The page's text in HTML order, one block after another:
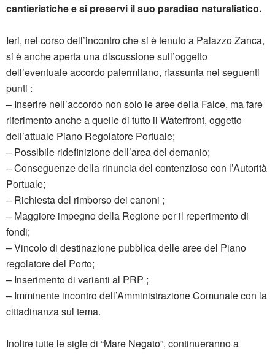
cantieristiche e si preservi il suo paradiso naturalistico.
Ieri, nel corso dell’incontro che si è tenuto a Palazzo Zanca,
si è anche aperta una discussione sull’oggetto
dell’eventuale accordo palermitano, riassunta nei seguenti
punti :
– Inserire nell’accordo non solo le aree della Falce, ma fare
riferimento anche a quelle di tutto il Waterfront, oggetto
dell’attuale Piano Regolatore Portuale;
– Possibile ridefinizione dell’area del demanio;
– Conseguenze della rinuncia del contenzioso con l’Autorità
Portuale;
– Richiesta del rimborso dei canoni ;
– Maggiore impegno della Regione per il reperimento di
fondi;
– Vincolo di destinazione pubblica delle aree del Piano
regolatore del Porto;
– Inserimento di varianti al PRP ;
– Imminente incontro dell’Amministrazione Comunale con la
cittadinanza sul tema.
Inoltre tutte le sigle di “Mare Negato”, continueranno a